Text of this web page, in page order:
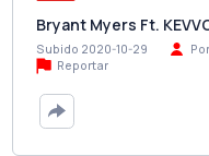
Bryant Myers Ft.
Subido 2020-10-29
Reportar